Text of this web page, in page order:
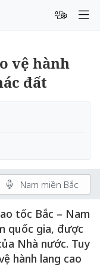
vệ hành
đất
Nam miền Bắc
tốc Bắc – Nam
quốc gia, được
Nhà nước. Tuy
hành lang cao